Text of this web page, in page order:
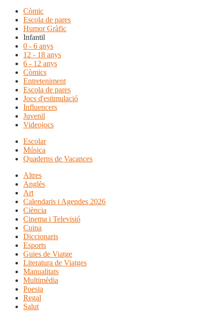
Còmic
Escola de pares
Humor Gràfic
Infantil
0 - 6 anys
12 - 18 anys
6 - 12 anys
Còmics
Entreteniment
Escola de pares
Jocs d'estimulació
Influencers
Juvenil
Videojocs
Escolar
Música
Quaderns de Vacances
Altres
Anglès
Art
Calendaris i Agendes 2026
Ciència
Cinema i Televisió
Cuina
Diccionaris
Esports
Guies de Viatge
Literatura de Viatges
Manualitats
Multimèdia
Poesia
Regal
Salut